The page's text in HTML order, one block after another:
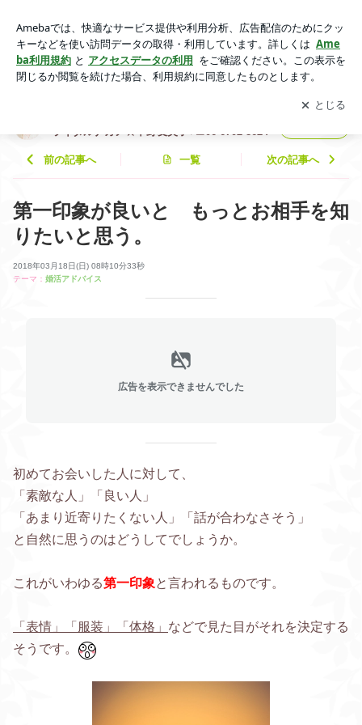
（全国可能）東住吉区・結婚相談所☆ブライダルナカノ☆中野
友美子♥☎06-6702-8624
アプリをダウンロードして ブログの更新通知
を受け取りまし
ょう。
開く
ライダルナカノ☆中野友美子♥☎06-6702-8624
前の記事へ 一覧 次の記事へ
第一印象が良いと もっとお相手を知
りたいと思う。
2018年03月18日(日) 08時10分33秒
テーマ： 婚活アドバイス
広告を表示できませんでした
初めてお会いした人に対して、
「素敵な人」「良い人」
「あまり近寄りたくない人」「話が合わなさそう」
と自然に思うのはどうしてでしょうか。
これがいわゆる第一印象と言われるものです。
「表情」「服装」「体格」 などで見た目がそれを決定する
そうです。